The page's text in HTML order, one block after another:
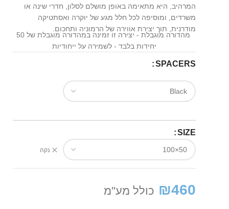
המרהיב, היא מתאימה באופן מושלם לסלון, חדרי שינה או
משרדים, ומוסיפה לכל חלל מגע של יוקרה ואסתטיקה
מודרנית, תוך יצירת אווירה של הרמוניה ותחכום.
מהדורה מוגבלת - יצירה זו זמינה במהדורה מוגבלת של 50
יחידות בלבד - לשמירה על ייחודיות
SPACERS
SIZE
נקה
₪460 כולל מע"מ